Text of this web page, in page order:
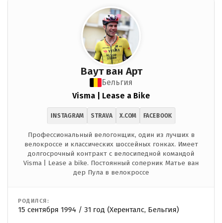
Ваут ван Арт
Бельгия
Visma | Lease a Bike
INSTAGRAM STRAVA X.COM FACEBOOK
Профессиональный велогонщик, один из лучших в
велокроссе и классических шоссейных гонках. Имеет
долгосрочный контракт с велосипедной командой
Visma | Lease a bike. Постоянный соперник Матье ван
дер Пула в велокроссе
РОДИЛСЯ:
15 сентября 1994 / 31 год (Херенталс, Бельгия)